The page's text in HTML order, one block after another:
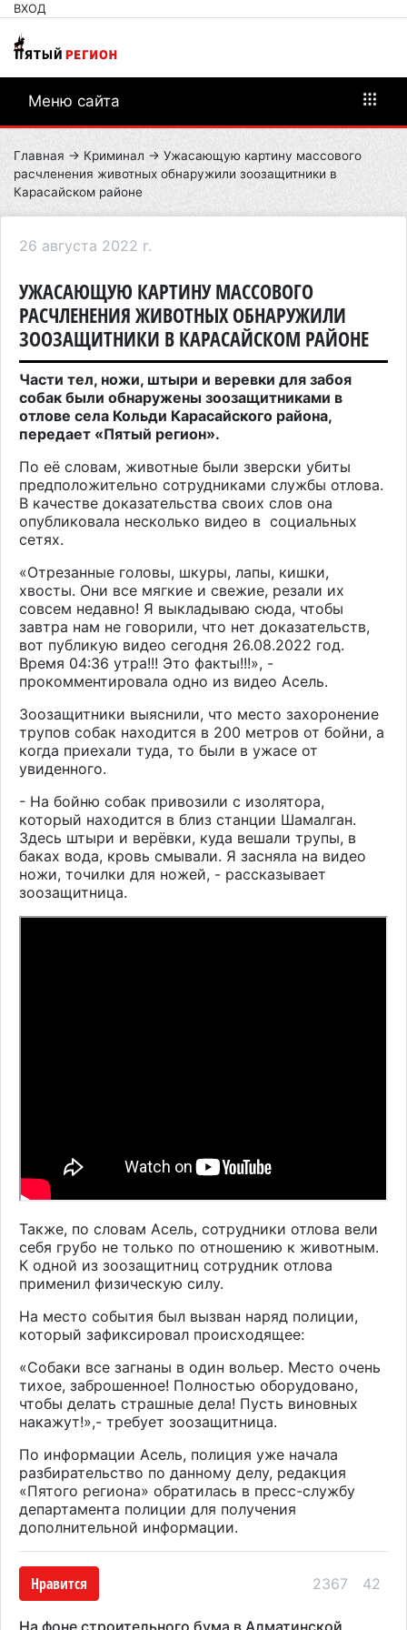
ВХОД
Меню сайта
Главная → Криминал → Ужасающую картину массового
расчленения животных обнаружили зоозащитники в
Карасайском районе
26 августа 2022 г.
УЖАСАЮЩУЮ КАРТИНУ МАССОВОГО
РАСЧЛЕНЕНИЯ ЖИВОТНЫХ ОБНАРУЖИЛИ
ЗООЗАЩИТНИКИ В КАРАСАЙСКОМ РАЙОНЕ
Части тел, ножи, штыри и веревки для забоя
собак были обнаружены зоозащитниками в
отлове села Кольди Карасайского района,
передает «Пятый регион».
По её словам, животные были зверски убиты
предположительно сотрудниками службы отлова.
В качестве доказательства своих слов она
опубликовала несколько видео в социальных
сетях.
«Отрезанные головы, шкуры, лапы, кишки,
хвосты. Они все мягкие и свежие, резали их
совсем недавно! Я выкладываю сюда, чтобы
завтра нам не говорили, что нет доказательств,
вот публикую видео сегодня 26.08.2022 год.
Время 04:36 утра!!! Это факты!!!», -
прокомментировала одно из видео Асель.
Зоозащитники выяснили, что место захоронение
трупов собак находится в 200 метров от бойни, а
когда приехали туда, то были в ужасе от
увиденного.
- На бойню собак привозили с изолятора,
который находится в близ станции Шамалган.
Здесь штыри и верёвки, куда вешали трупы, в
баках вода, кровь смывали. Я засняла на видео
ножи, точилки для ножей, - рассказывает
зоозащитница.
Также, по словам Асель, сотрудники отлова вели
себя грубо не только по отношению к животным.
К одной из зоозащитниц сотрудник отлова
применил физическую силу.
На место события был вызван наряд полиции,
который зафиксировал происходящее:
«Собаки все загнаны в один вольер. Место очень
тихое, заброшенное! Полностью оборудовано,
чтобы делать страшные дела! Пусть виновных
накажут!»,- требует зоозащитница.
По информации Асель, полиция уже начала
разбирательство по данному делу, редакция
«Пятого региона» обратилась в пресс-службу
департамента полиции для получения
дополнительной информации.
Нравится 2367 42
На фоне строительного бума в Алматинской